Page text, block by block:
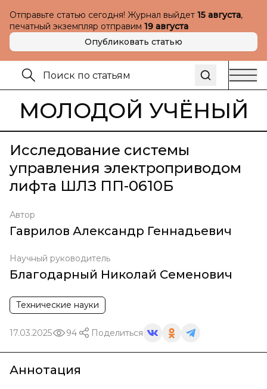
Отправьте статью сегодня! Журнал выйдет 15 августа,
печатный экземпляр отправим 19 августа
Опубликовать статью
МОЛОДОЙ УЧЁНЫЙ
Исследование системы
управления электроприводом
лифта ШЛЗ ПП-0610Б
Автор
Гаврилов Александр Геннадьевич
Научный руководитель
Благодарный Николай Семенович
Технические науки
17.03.2025 94 Поделиться
Аннотация